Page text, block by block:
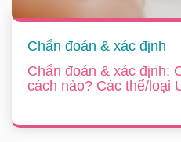
Chẩn đoán & xác định
Chẩn đoán & xác định:
cách nào? Các thể/loại